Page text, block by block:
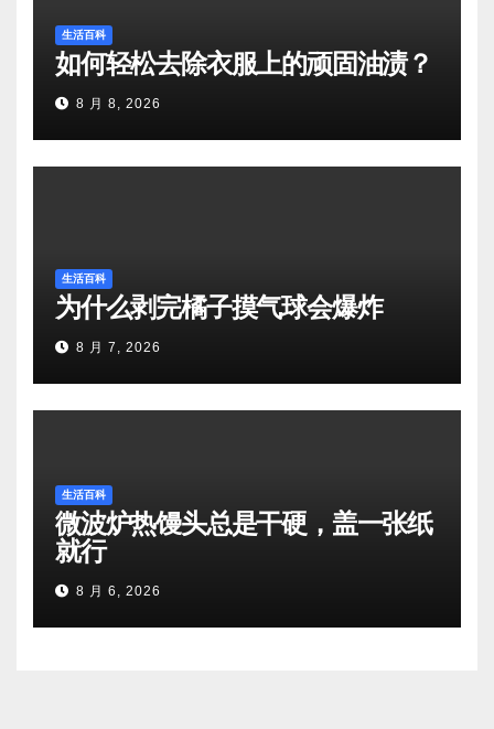
生活百科
如何轻松去除衣服上的顽固油渍？
8 月 8, 2026
生活百科
为什么剥完橘子摸气球会爆炸
8 月 7, 2026
生活百科
微波炉热馒头总是干硬，盖一张纸
就行
8 月 6, 2026